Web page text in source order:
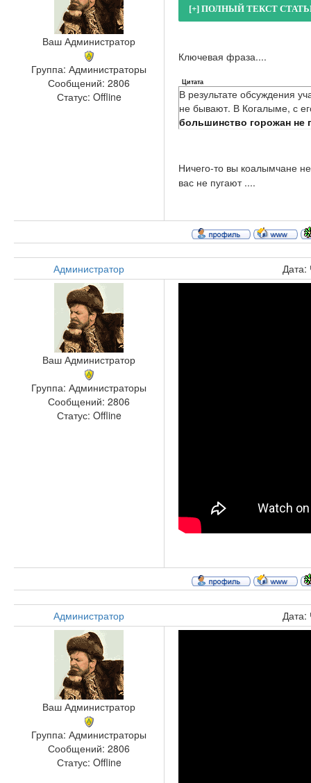
Ваш Администратор
Группа: Администраторы
Сообщений: 2806
Статус: Offline
Ключевая фраза....
Цитата
В результате обсуждения
не бывают. В Когалыме, с
большинство горожан не
Ничего-то вы коалымчане
вас не пугают ....
Администратор Дата:
Ваш Администратор
Группа: Администраторы
Сообщений: 2806
Статус: Offline
Администратор Дата:
Ваш Администратор
Группа: Администраторы
Сообщений: 2806
Статус: Offline